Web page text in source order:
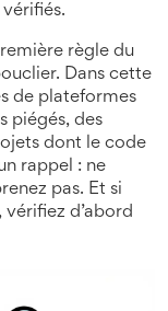
règle du
Dans cette
de plateformes
piégés, des
dont le code
rappel : ne
pas. Et si
vérifiez d’abord